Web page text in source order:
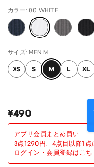
カラー: 00 WHITE
サイズ: MEN M
XS S M L XL
¥490
アプリ会員まとめ買い
3点1290円、4点目以降1点
ログイン・会員登録はこち